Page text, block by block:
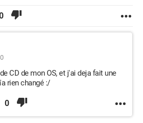
CD de mon OS, et j'ai deja fait une
rien changé :/
0